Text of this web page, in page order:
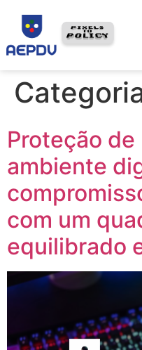
Proteção
ambiente
com um
equilibrado